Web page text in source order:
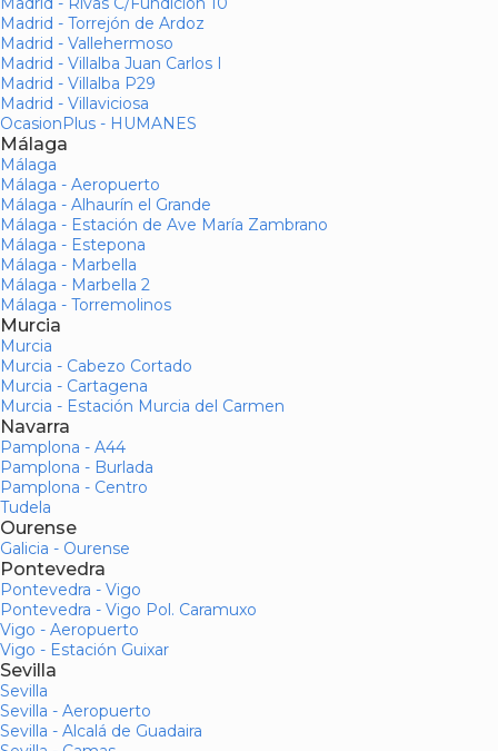
Madrid - Torrejón de Ardoz
Madrid - Vallehermoso
Madrid - Villalba Juan Carlos I
Madrid - Villalba P29
Madrid - Villaviciosa
OcasionPlus - HUMANES
Málaga
Málaga
Málaga - Aeropuerto
Málaga - Alhaurín el Grande
Málaga - Estación de Ave María Zambrano
Málaga - Estepona
Málaga - Marbella
Málaga - Marbella 2
Málaga - Torremolinos
Murcia
Murcia
Murcia - Cabezo Cortado
Murcia - Cartagena
Murcia - Estación Murcia del Carmen
Navarra
Pamplona - A44
Pamplona - Burlada
Pamplona - Centro
Tudela
Ourense
Galicia - Ourense
Pontevedra
Pontevedra - Vigo
Pontevedra - Vigo Pol. Caramuxo
Vigo - Aeropuerto
Vigo - Estación Guixar
Sevilla
Sevilla
Sevilla - Aeropuerto
Sevilla - Alcalá de Guadaira